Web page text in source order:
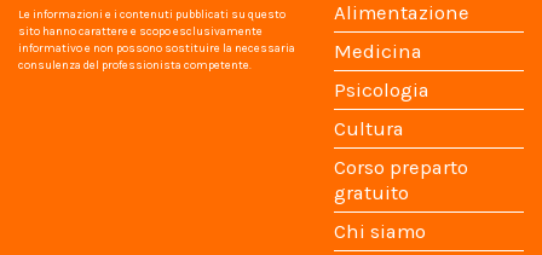
Le informazioni e i contenuti pubblicati su questo
sito hanno carattere e scopo esclusivamente
informativo e non possono sostituire la necessaria
consulenza del professionista competente.
Alimentazione
Medicina
Psicologia
Cultura
Corso preparto
gratuito
Chi siamo